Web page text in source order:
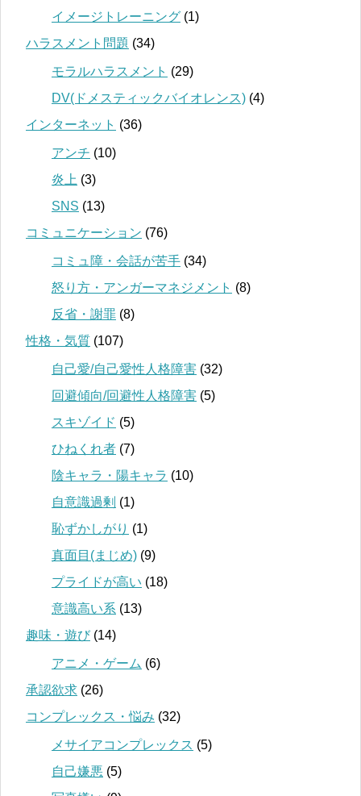
イメージトレーニング (1)
ハラスメント問題 (34)
モラルハラスメント (29)
DV(ドメスティックバイオレンス) (4)
インターネット (36)
アンチ (10)
炎上 (3)
SNS (13)
コミュニケーション (76)
コミュ障・会話が苦手 (34)
怒り方・アンガーマネジメント (8)
反省・謝罪 (8)
性格・気質 (107)
自己愛/自己愛性人格障害 (32)
回避傾向/回避性人格障害 (5)
スキゾイド (5)
ひねくれ者 (7)
陰キャラ・陽キャラ (10)
自意識過剰 (1)
恥ずかしがり (1)
真面目(まじめ) (9)
プライドが高い (18)
意識高い系 (13)
趣味・遊び(14)
アニメ・ゲーム (6)
承認欲求 (26)
コンプレックス・悩み (32)
メサイアコンプレックス (5)
自己嫌悪 (5)